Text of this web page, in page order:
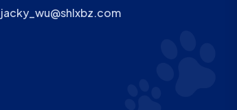
jacky_wu@shlxbz.com